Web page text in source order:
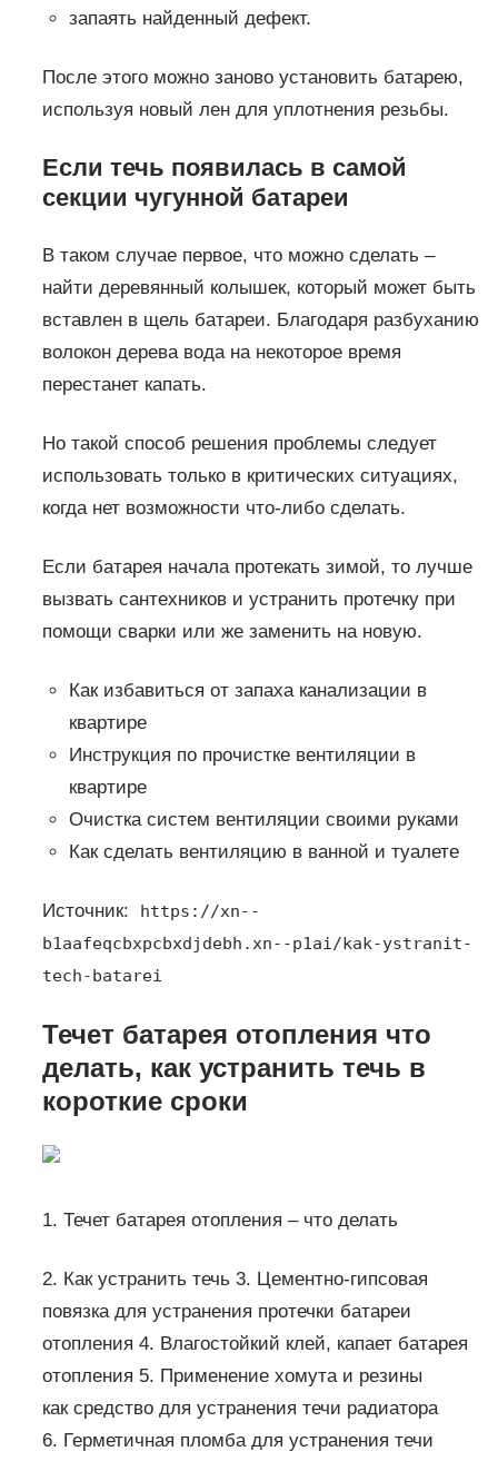
запаять найденный дефект.
После этого можно заново установить батарею,
используя новый лен для уплотнения резьбы.
Если течь появилась в самой
секции чугунной батареи
В таком случае первое, что можно сделать –
найти деревянный колышек, который может быть
вставлен в щель батареи. Благодаря разбуханию
волокон дерева вода на некоторое время
перестанет капать.
Но такой способ решения проблемы следует
использовать только в критических ситуациях,
когда нет возможности что-либо сделать.
Если батарея начала протекать зимой, то лучше
вызвать сантехников и устранить протечку при
помощи сварки или же заменить на новую.
Как избавиться от запаха канализации в
квартире
Инструкция по прочистке вентиляции в
квартире
Очистка систем вентиляции своими руками
Как сделать вентиляцию в ванной и туалете
Источник:
https://xn--
b1aafeqcbxpcbxdjdebh.xn--p1ai/kak-ystranit-
tech-batarei
Течет батарея отопления что
делать, как устранить течь в
короткие сроки
1. Течет батарея отопления – что делать
2. Как устранить течь 3. Цементно-гипсовая
повязка для устранения протечки батареи
отопления 4. Влагостойкий клей, капает батарея
отопления 5. Применение хомута и резины
как средство для устранения течи радиатора
6. Герметичная пломба для устранения течи